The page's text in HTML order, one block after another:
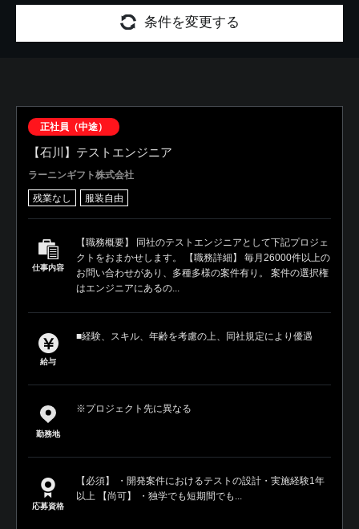
条件を変更する
正社員（中途）
【石川】テストエンジニア
ラーニンギフト株式会社
残業なし 服装自由
仕事内容
【職務概要】 同社のテストエンジニアとして下記プロジェ
クトをおまかせします。 【職務詳細】 毎月26000件以上の
お問い合わせがあり、多種多様の案件有り。 案件の選択権
はエンジニアにあるの...
給与
■経験、スキル、年齢を考慮の上、同社規定により優遇
勤務地
※プロジェクト先に異なる
応募資格
【必須】 ・開発案件におけるテストの設計・実施経験1年
以上 【尚可】 ・独学でも短期間でも...